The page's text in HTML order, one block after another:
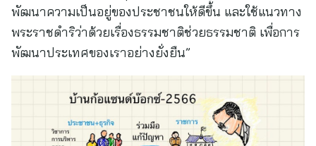
พัฒนาความเป็นอยู่ของประชาชนให้ดีขึ้น และใช้แนวทาง
พระราชดำริว่าด้วยเรื่องธรรมชาติช่วยธรรมชาติ เพื่อการ
พัฒนาประเทศของเราอย่างยั่งยืน”